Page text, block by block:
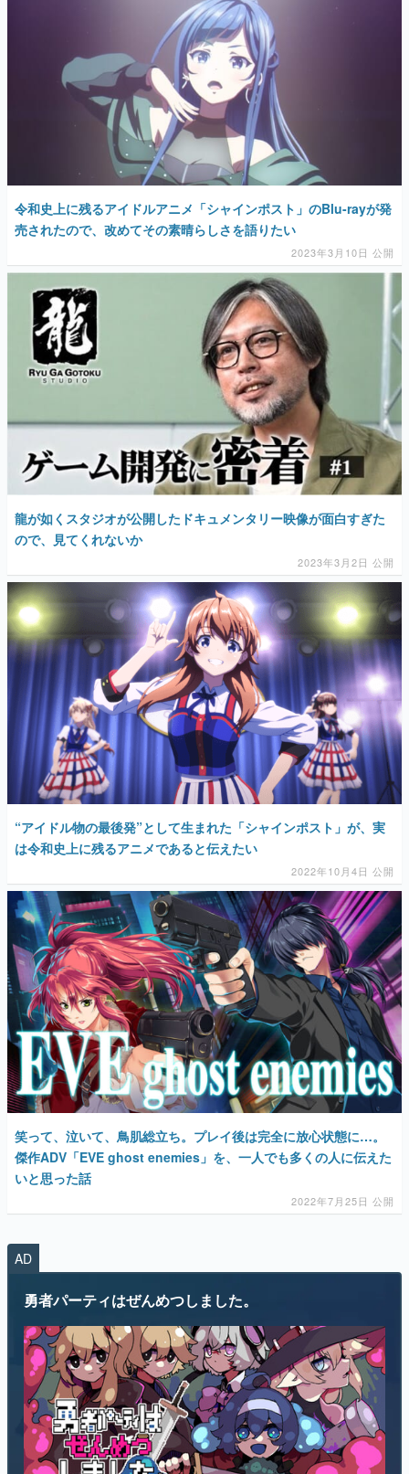
令和史上に残るアイドルアニメ「シャインポスト」のBlu-rayが発
売されたので、改めてその素晴らしさを語りたい
2023年3月10日 公開
龍が如くスタジオが公開したドキュメンタリー映像が面白すぎた
ので、見てくれないか
2023年3月2日 公開
“アイドル物の最後発”として生まれた「シャインポスト」が、実
は令和史上に残るアニメであると伝えたい
2022年10月4日 公開
笑って、泣いて、鳥肌総立ち。プレイ後は完全に放心状態に…。
傑作ADV「EVE ghost enemies」を、一人でも多くの人に伝えた
いと思った話
2022年7月25日 公開
AD
勇者パーティはぜんめつしました。